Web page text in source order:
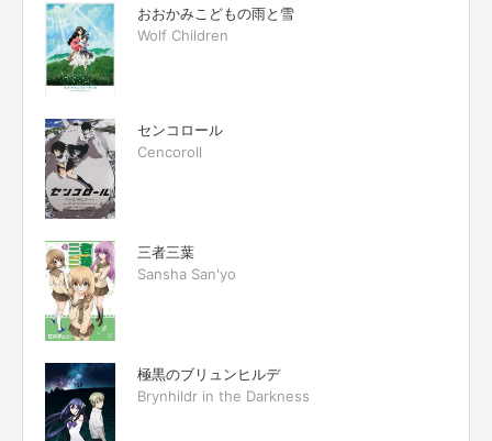
おおかみこどもの雨と雪
Wolf Children
センコロール
Cencoroll
三者三葉
Sansha San'yo
極黒のブリュンヒルデ
Brynhildr in the Darkness